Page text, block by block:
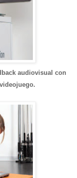
audiovisual con